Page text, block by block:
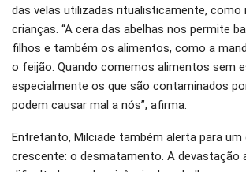
das velas utilizadas ritualisticamente, como
crianças. “A cera das abelhas nos permite
filhos e também os alimentos, como a
o feijão. Quando comemos alimentos sem
especialmente os que são contaminados
podem causar mal a nós”, afirma.
Entretanto, Milciade também alerta para um
crescente: o desmatamento. A devastação